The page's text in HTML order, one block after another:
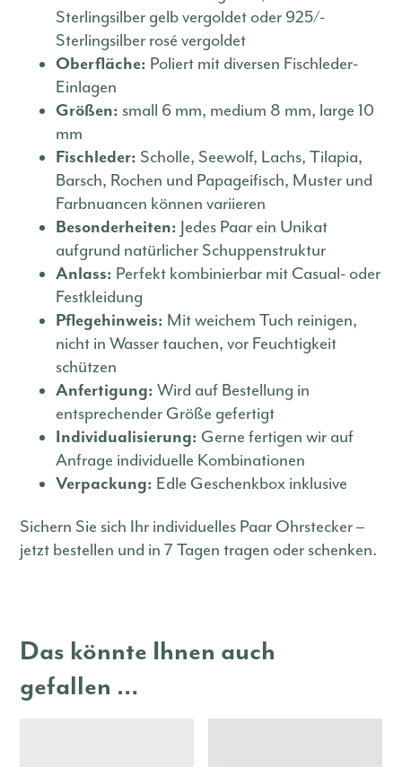
Sterlingsilber gelb vergoldet oder 925/-
Sterlingsilber rosé vergoldet
Oberfläche: Poliert mit diversen Fischleder-
Einlagen
Größen: small 6 mm, medium 8 mm, large 10
mm
Fischleder: Scholle, Seewolf, Lachs, Tilapia,
Barsch, Rochen und Papageifisch, Muster und
Farbnuancen können variieren
Besonderheiten: Jedes Paar ein Unikat
aufgrund natürlicher Schuppenstruktur
Anlass: Perfekt kombinierbar mit Casual- oder
Festkleidung
Pflegehinweis: Mit weichem Tuch reinigen,
nicht in Wasser tauchen, vor Feuchtigkeit
schützen
Anfertigung: Wird auf Bestellung in
entsprechender Größe gefertigt
Individualisierung:Gerne fertigen wir auf
Anfrage individuelle Kombinationen
Verpackung: Edle Geschenkbox inklusive
Sichern Sie sich Ihr individuelles Paar Ohrstecker –
jetzt bestellen und in 7 Tagen tragen oder schenken.
Das könnte Ihnen auch
gefallen …